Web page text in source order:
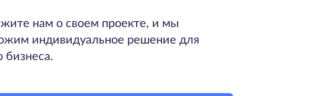
нам о своем проекте, и мы
индивидуальное решение для
бизнеса.